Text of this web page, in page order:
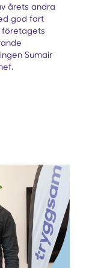
årets andra
god fart
Sumair